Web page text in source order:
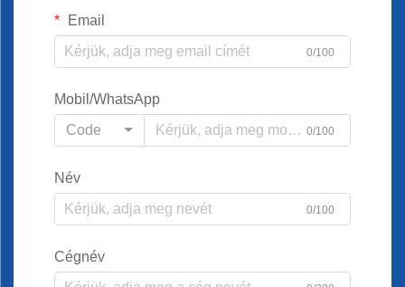
Email
0/100
Mobil/WhatsApp
Code
0/100
Név
0/100
Cégnév